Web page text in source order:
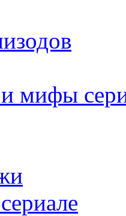
мифы